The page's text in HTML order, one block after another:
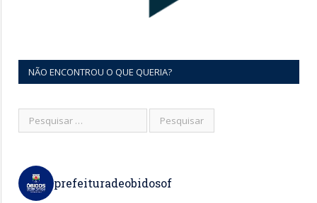
NÃO ENCONTROU O QUE QUERIA?
prefeituradeobidosof